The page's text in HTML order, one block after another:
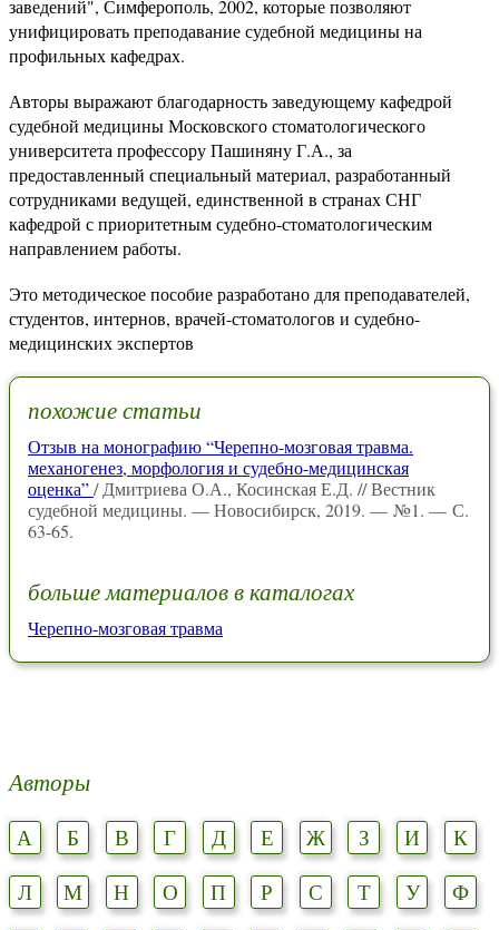
заведений", Симферополь, 2002, которые позволяют
унифицировать преподавание судебной медицины на
профильных кафедрах.
Авторы выражают благодарность заведующему кафедрой
судебной медицины Московского стоматологического
университета профессору Пашиняну Г.А., за
предоставленный специальный материал, разработанный
сотрудниками ведущей, единственной в странах СНГ
кафедрой с приоритетным судебно-стоматологическим
направлением работы.
Это методическое пособие разработано для преподавателей,
студентов, интернов, врачей-стоматологов и судебно-
медицинских экспертов
похожие статьи
Отзыв на монографию “Черепно-мозговая травма.
механогенез, морфология и судебно-медицинская
оценка”/ Дмитриева О.А., Косинская Е.Д. // Вестник
судебной медицины. — Новосибирск, 2019. — №1. — С.
63-65.
больше материалов в каталогах
Черепно-мозговая травма
Авторы
А Б В Г Д Е Ж З И
К
Л
М Н О П Р С Т У
Ф